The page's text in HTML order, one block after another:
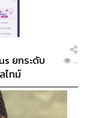
ยกระดับ
ไทม์
...